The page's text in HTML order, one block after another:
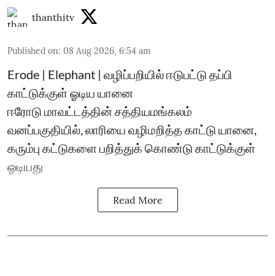
thanthitv
Published on: 08 Aug 2026, 6:54 am
Erode | Elephant | வழிப்பறியில் ஈடுபட்டு தப்பி
காட்டுக்குள் ஓடிய யானை
ஈரோடு மாவட்டத்தின் சத்தியமங்கலம்
வனப்பகுதியில், லாரியை வழிமறித்த காட்டு யானை,
கரும்பு கட்டுகளை பறித்துக் கொண்டு காட்டுக்குள்
ஓடியது
Read More